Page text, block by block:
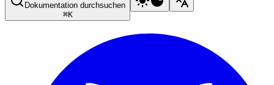
Dokumentation durchsuchen
⌘K